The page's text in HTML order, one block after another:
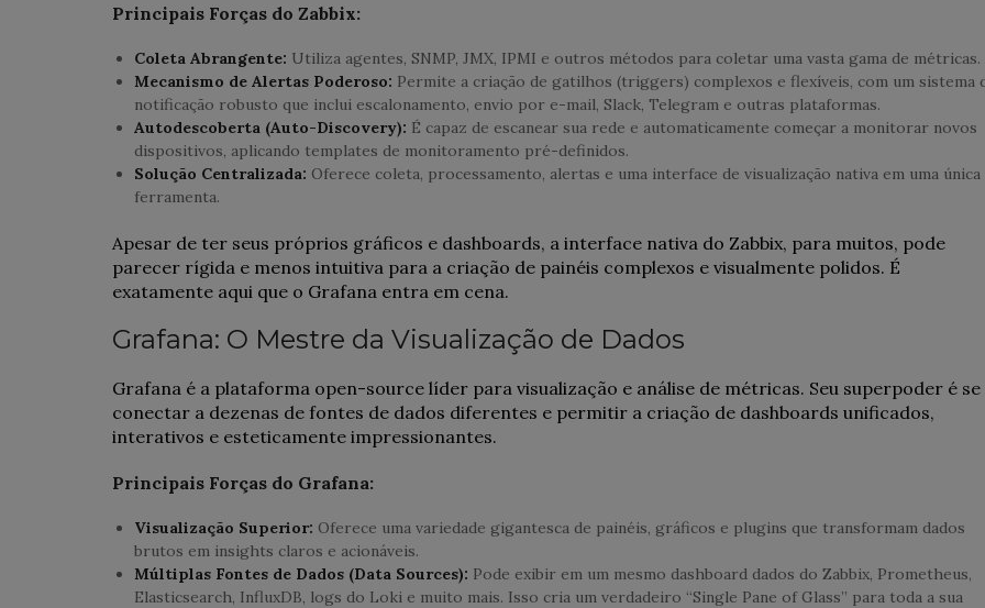
Principais Forças do Zabbix:
Coleta Abrangente: Utiliza agentes, SNMP, JMX, IPMI e outros métodos para coletar uma vasta gama de métricas.
Mecanismo de Alertas Poderoso: Permite a criação de gatilhos (triggers) complexos e flexíveis, com um sistema
notificação robusto que inclui escalonamento, envio por e-mail, Slack, Telegram e outras plataformas.
Autodescoberta (Auto-Discovery): É capaz de escanear sua rede e automaticamente começar a monitorar novos
dispositivos, aplicando templates de monitoramento pré-definidos.
Solução Centralizada: Oferece coleta, processamento, alertas e uma interface de visualização nativa em uma única
ferramenta.
Apesar de ter seus próprios gráficos e dashboards, a interface nativa do Zabbix, para muitos, pode
parecer rígida e menos intuitiva para a criação de painéis complexos e visualmente polidos. É
exatamente aqui que o Grafana entra em cena.
Grafana: O Mestre da Visualização de Dados
Grafana é a plataforma open-source líder para visualização e análise de métricas. Seu superpoder é se
conectar a dezenas de fontes de dados diferentes e permitir a criação de dashboards unificados,
interativos e esteticamente impressionantes.
Principais Forças do Grafana:
Visualização Superior: Oferece uma variedade gigantesca de painéis, gráficos e plugins que transformam dados
brutos em insights claros e acionáveis.
Múltiplas Fontes de Dados (Data Sources): Pode exibir em um mesmo dashboard dados do Zabbix, Prometheus,
Elasticsearch, InfluxDB, logs do Loki e muito mais. Isso cria um verdadeiro “Single Pane of Glass” para toda a sua